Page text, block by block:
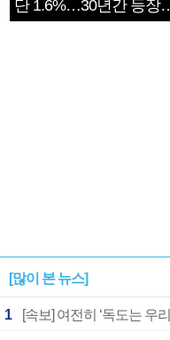
단 1.6%…30년간 등장
1182개팀 전수조사
[많이 본 뉴스]
1